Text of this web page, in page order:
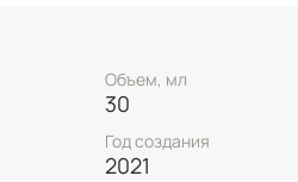
звучат смело и уверенно,
дуэт, который придает
роза – цветок,
и соблазнительный
Объем, мл
30
Год создания
2021